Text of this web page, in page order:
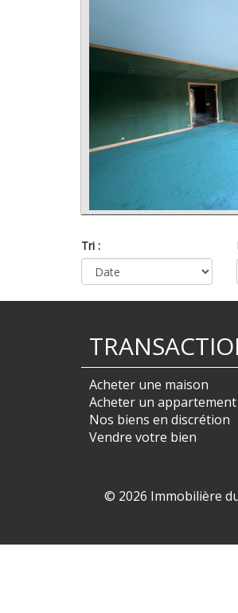
Tri :
Acheter une maison
Acheter un appartement
Nos biens en discrétion
Vendre votre bien
© 2026 Immobilière